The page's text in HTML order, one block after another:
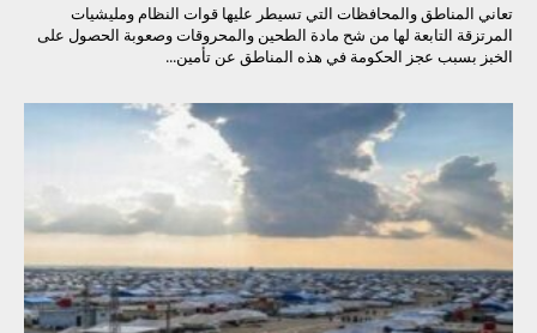
تعاني المناطق والمحافظات التي تسيطر عليها قوات النظام ومليشيات
المرتزقة التابعة لها من شح مادة الطحين والمحروقات وصعوبة الحصول على
الخبز بسبب عجز الحكومة في هذه المناطق عن تأمين...